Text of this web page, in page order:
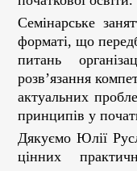
Семінарське
форматі, що
питань
розв’язання
актуальних
принципів у
Дякуємо Юлії
цінних